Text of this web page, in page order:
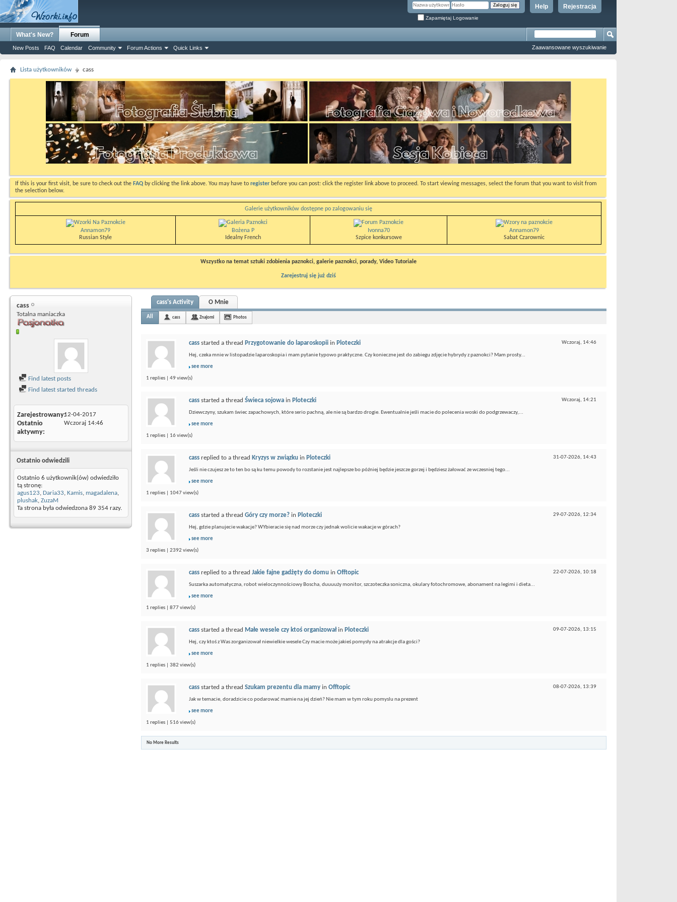
Rejestracja
Help
Zapamiętaj Logowanie
What's New? Forum
New Posts FAQ Calendar Community Forum Actions Quick Links Zaawansowane wyszukiwanie
Lista użytkowników cass
If this is your first visit, be sure to check out the FAQ by clicking the link above. You may have to register before you can post: click the register link above to proceed. To start viewing messages, select the forum that you want to visit from
the selection below.
Galerie użytkowników dostępne po zalogowaniu się
Annamon79
Russian Style
Bożena P
Idealny French
Ivonna70
Szpice konkursowe
Annamon79
Sabat Czarownic
Wszystko na temat sztuki zdobienia paznokci, galerie paznokci, porady, Video Tutoriale
Zarejestruj się już dziś
cass
Totalna maniaczka
Find latest posts
Find latest started threads
Zarejestrowany12-04-2017
Ostatnio
aktywny
Wczoraj 14:46
Ostatnio odwiedzili
Ostatnio 6 użytkownik(ów) odwiedziło
tą stronę:
agus123, Daria33, Kamis, magadalena,
plushak, ZuzaM
Ta strona była odwiedzona 89 354 razy.
cass's Activity O Mnie
All cass Znajomi Photos
Wczoraj, 14:46
cass started a thread Przygotowanie do laparoskopii in Ploteczki
Hej, czeka mnie w listopadzie laparoskopia i mam pytanie typowo praktyczne. Czy konieczne jest do zabiegu zdjęcie hybrydy z paznokci? Mam prosty...
see more
1 replies | 49 view(s)
Wczoraj, 14:21
cass started a thread Świeca sojowa in Ploteczki
Dziewczyny, szukam świec zapachowych, które serio pachną, ale nie są bardzo drogie. Ewentualnie jeśli macie do polecenia woski do podgrzewaczy,...
see more
1 replies | 16 view(s)
31-07-2026, 14:43
cass replied to a thread Kryzys w związku in Ploteczki
Jeśli nie czujesz ze to ten bo są ku temu powody to rozstanie jest najlepsze bo później będzie jeszcze gorzej i będziesz żałować ze wczesniej tego...
see more
1 replies | 1047 view(s)
29-07-2026, 12:34
cass started a thread Góry czy morze? in Ploteczki
Hej, gdzie planujecie wakacje? WYbieracie się nad morze czy jednak wolicie wakacje w górach?
see more
3 replies | 2392 view(s)
22-07-2026, 10:18
cass replied to a thread Jakie fajne gadżęty do domu in Offtopic
Suszarka automatyczna, robot wieloczynnościowy Boscha, duuuuży monitor, szczoteczka soniczna, okulary fotochromowe, abonament na legimi i dieta...
see more
1 replies | 877 view(s)
09-07-2026, 13:15
cass started a thread Małe wesele czy ktoś organizowałin Ploteczki
Hej, czy ktoś z Was zorganizował niewielkie wesele Czy macie może jakieś pomysły na atrakcje dla gości?
see more
1 replies | 382 view(s)
08-07-2026, 13:39
cass started a thread Szukam prezentu dla mamy in Offtopic
Jak w temacie, doradzicie co podarować mamie na jej dzień? Nie mam w tym roku pomyslu na prezent
see more
1 replies | 516 view(s)
No More Results